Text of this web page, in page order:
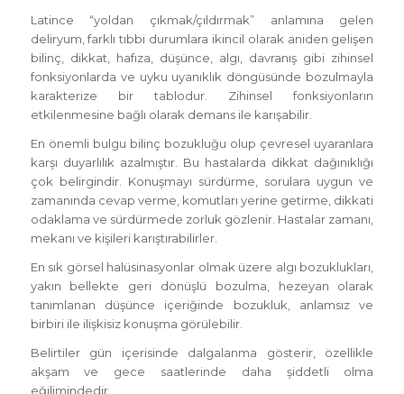
Latince “yoldan çıkmak/çıldırmak” anlamına gelen
deliryum, farklı tıbbi durumlara ikincil olarak aniden gelişen
bilinç, dikkat, hafıza, düşünce, algı, davranış gibi zihinsel
fonksiyonlarda ve uyku uyanıklık döngüsünde bozulmayla
karakterize bir tablodur. Zihinsel fonksiyonların
etkilenmesine bağlı olarak demans ile karışabilir.
En önemli bulgu bilinç bozukluğu olup çevresel uyaranlara
karşı duyarlılık azalmıştır. Bu hastalarda dikkat dağınıklığı
çok belirgindir. Konuşmayı sürdürme, sorulara uygun ve
zamanında cevap verme, komutları yerine getirme, dikkati
odaklama ve sürdürmede zorluk gözlenir. Hastalar zamanı,
mekanı ve kişileri karıştırabilirler.
En sık görsel halüsinasyonlar olmak üzere algı bozuklukları,
yakın bellekte geri dönüşlü bozulma, hezeyan olarak
tanımlanan düşünce içeriğinde bozukluk, anlamsız ve
birbiri ile ilişkisiz konuşma görülebilir.
Belirtiler gün içerisinde dalgalanma gösterir, özellikle
akşam ve gece saatlerinde daha şiddetli olma
eğilimindedir.